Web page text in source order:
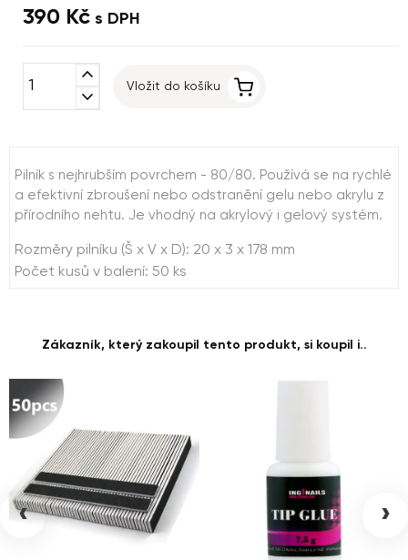
390 Kč s DPH
expand_less
expand_more
Vložit do košíku
Pilník s nejhrubším povrchem - 80/80. Používá se na rychlé
a efektivní zbroušení nebo odstranění gelu nebo akrylu z
přírodního nehtu. Je vhodný na akrylový i gelový systém.
Rozměry pilníku (Š x V x D): 20 x 3 x 178 mm
Počet kusů v balení: 50 ks
Zákazník, který zakoupil tento produkt, si koupil i..
‹ ›